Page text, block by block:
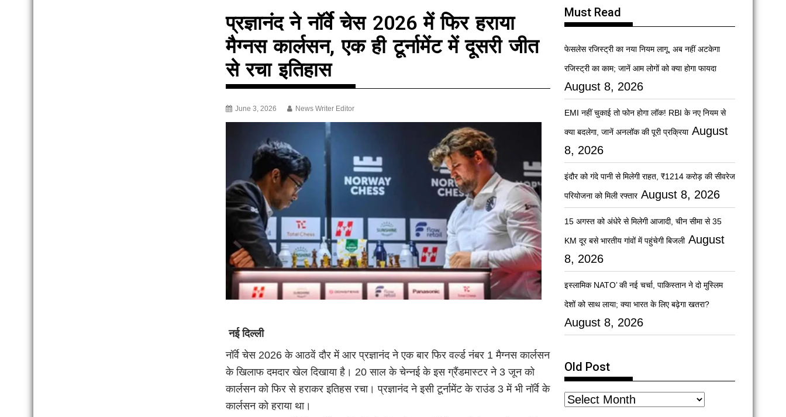
प्रज्ञानंद ने नॉर्वे चेस 2026 में फिर हराया
मैग्नस कार्लसन, एक ही टूर्नामेंट में दूसरी जीत
से रचा इतिहास
June 3, 2026 News Writer Editor
नई दिल्ली
नॉर्वे चेस 2026 के आठवें दौर में आर प्रज्ञानंद ने एक बार फिर वर्ल्ड नंबर 1 मैग्नस कार्लसन
के खिलाफ दमदार खेल दिखाया है। 20 साल के चेन्नई के इस ग्रैंडमास्टर ने 3 जून को
कार्लसन को फिर से हराकर इतिहस रचा। प्रज्ञानंद ने इसी टूर्नामेंट के राउंड 3 में भी नॉर्वे के
कार्लसन को हराया था।
Must Read
फेसलेस रजिस्ट्री का नया नियम लागू, अब नहीं अटकेगा
रजिस्ट्री का काम; जानें आम लोगों को क्या होगा फायदा
August 8, 2026
EMI नहीं चुकाई तो फोन होगा लॉक! RBI के नए नियम से
क्या बदलेगा, जानें अनलॉक की पूरी प्रक्रिया August
8, 2026
इंदौर को गंदे पानी से मिलेगी राहत, ₹1214 करोड़ की सीवरेज
परियोजना को मिली रफ्तार August 8, 2026
15 अगस्त को अंधेरे से मिलेगी आजादी, चीन सीमा से 35
KM दूर बसे भारतीय गांवों में पहुंचेगी बिजली August
8, 2026
इस्लामिक NATO’ की नई चर्चा, पाकिस्तान ने दो मुस्लिम
देशों को साथ लाया; क्या भारत के लिए बढ़ेगा खतरा?
August 8, 2026
Old Post